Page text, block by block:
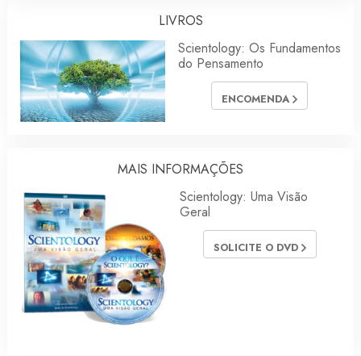
LIVROS
Scientology: Os Fundamentos
do Pensamento
ENCOMENDA
MAIS INFORMAÇÕES
Scientology: Uma Visão
Geral
SOLICITE O DVD